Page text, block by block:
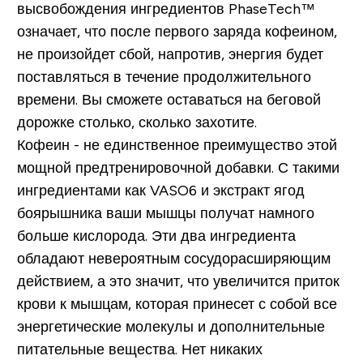
высвобождения ингредиентов PhaseTech™
означает, что после первого заряда кофеином,
не произойдет сбой, напротив, энергия будет
поставляться в течение продолжительного
времени. Вы сможете оставаться на беговой
дорожке столько, сколько захотите.
Кофеин - не единственное преимущество этой
мощной предтренировочной добавки. С такими
ингредиентами как VASO6 и экстракт ягод
боярышника ваши мышцы получат намного
больше кислорода. Эти два ингредиента
обладают невероятным сосудорасширяющим
действием, а это значит, что увеличится приток
крови к мышцам, которая принесет с собой все
энергетические молекулы и дополнительные
питательные вещества. Нет никаких